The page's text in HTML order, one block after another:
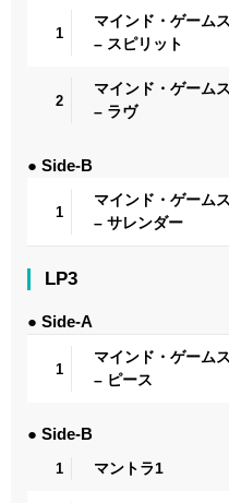
1
マインド・ゲーム
– スピリット
2
マインド・ゲーム
– ラヴ
● Side-B
1
マインド・ゲーム
– サレンダー
LP3
● Side-A
1
マインド・ゲーム
– ピース
● Side-B
1 マントラ1